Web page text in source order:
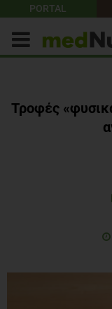
PORTAL
Τροφές